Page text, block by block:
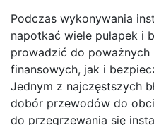
Podczas wykonywania
napotkać wiele pułapek i
prowadzić do poważnych
finansowych, jak i
Jednym z najczęstszych
dobór przewodów do
do przegrzewania się